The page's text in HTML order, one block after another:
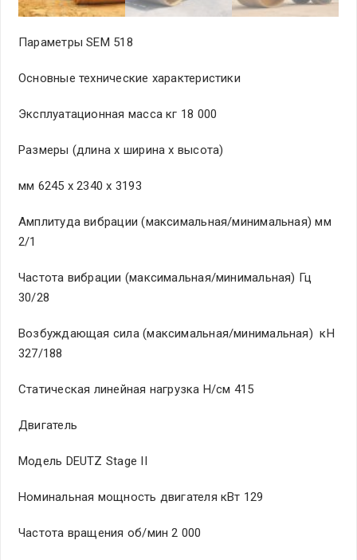
Параметры SEM 518
Основные технические характеристики
Эксплуатационная масса кг 18 000
Размеры (длина х ширина х высота)
мм 6245 х 2340 х 3193
Амплитуда вибрации (максимальная/минимальная) мм
2/1
Частота вибрации (максимальная/минимальная) Гц
30/28
Возбуждающая сила (максимальная/минимальная) кН
327/188
Статическая линейная нагрузка Н/см 415
Двигатель
Модель DEUTZ Stage II
Номинальная мощность двигателя кВт 129
Частота вращения об/мин 2 000